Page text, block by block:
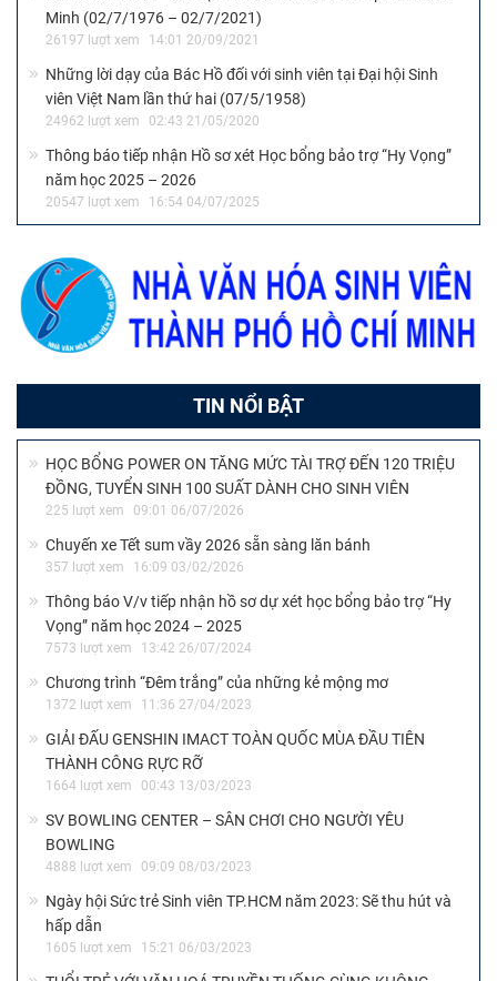
Minh (02/7/1976 – 02/7/2021)
26197 lượt xem 14:01 20/09/2021
Những lời dạy của Bác Hồ đối với sinh viên tại Đại hội Sinh
viên Việt Nam lần thứ hai (07/5/1958)
24962 lượt xem 02:43 21/05/2020
Thông báo tiếp nhận Hồ sơ xét Học bổng bảo trợ “Hy Vọng”
năm học 2025 – 2026
20547 lượt xem 16:54 04/07/2025
TIN NỔI BẬT
HỌC BỔNG POWER ON TĂNG MỨC TÀI TRỢ ĐẾN 120 TRIỆU
ĐỒNG, TUYỂN SINH 100 SUẤT DÀNH CHO SINH VIÊN
225 lượt xem 09:01 06/07/2026
Chuyến xe Tết sum vầy 2026 sẵn sàng lăn bánh
357 lượt xem 16:09 03/02/2026
Thông báo V/v tiếp nhận hồ sơ dự xét học bổng bảo trợ “Hy
Vọng” năm học 2024 – 2025
7573 lượt xem 13:42 26/07/2024
Chương trình “Đêm trắng” của những kẻ mộng mơ
1372 lượt xem 11:36 27/04/2023
GIẢI ĐẤU GENSHIN IMACT TOÀN QUỐC MÙA ĐẦU TIÊN
THÀNH CÔNG RỰC RỠ
1664 lượt xem 00:43 13/03/2023
SV BOWLING CENTER – SÂN CHƠI CHO NGƯỜI YÊU
BOWLING
4888 lượt xem 09:09 08/03/2023
Ngày hội Sức trẻ Sinh viên TP.HCM năm 2023: Sẽ thu hút và
hấp dẫn
1605 lượt xem 15:21 06/03/2023